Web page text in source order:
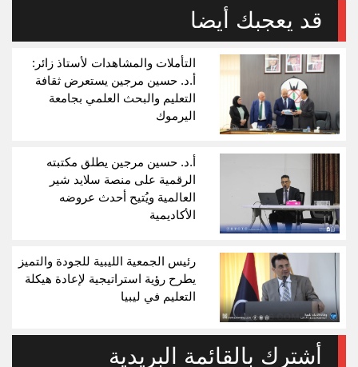
قد يعجبك أيضا
التأملات والمشاهدات لأستاذ زائر:
أ.د. حسين مرجين يستعرض ثقافة
التعليم والبحث العلمي بجامعة
اليرموك
أ.د. حسين مرجين يطلق مكتبته
الرقمية على منصة سلايد شير
العالمية ويُتيح أحدث عروضه
الأكاديمية
رئيس الجمعية الليبية للجودة والتميز
يطرح رؤية استراتيجية لإعادة هيكلة
التعليم في ليبيا
أشترك بالقائمة البريدية